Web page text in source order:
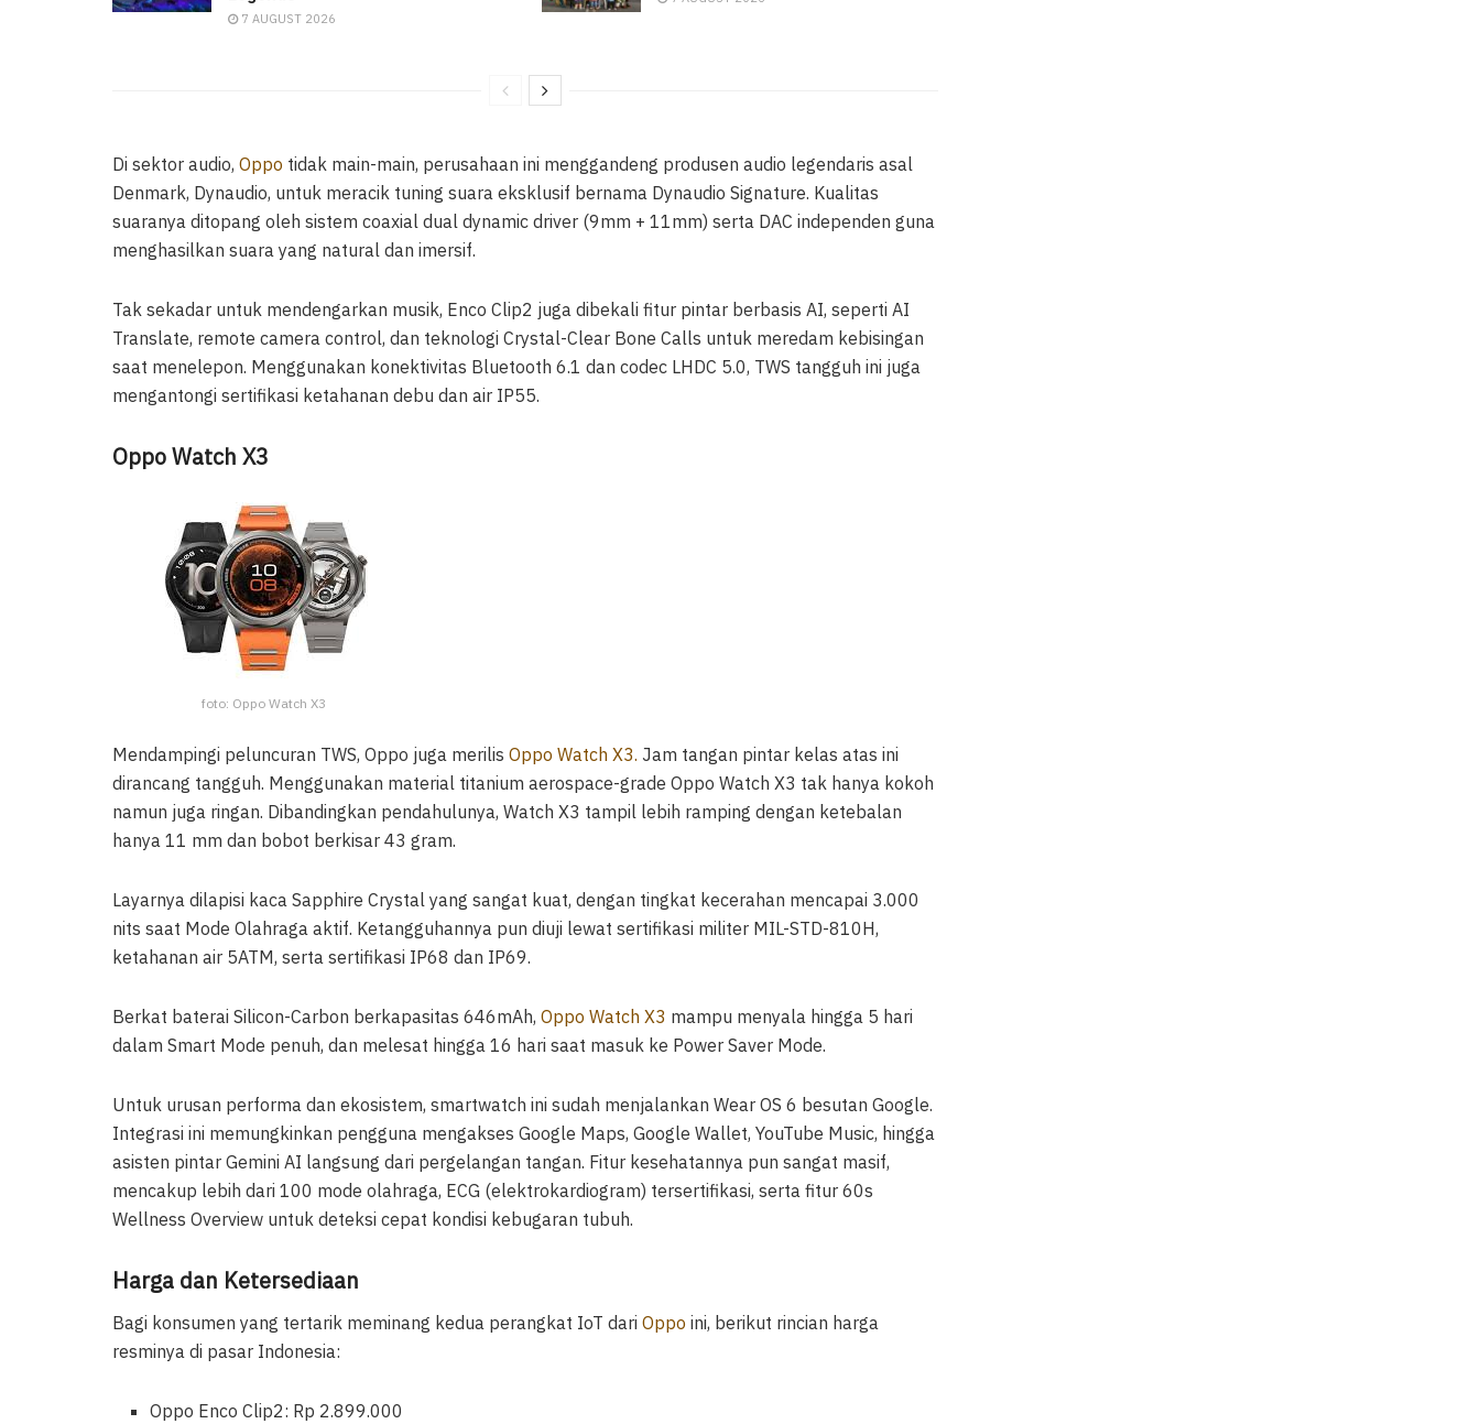
7 AUGUST 2026
Di sektor audio, Oppo tidak main-main, perusahaan ini menggandeng produsen audio legendaris asal
Denmark, Dynaudio, untuk meracik tuning suara eksklusif bernama Dynaudio Signature. Kualitas
suaranya ditopang oleh sistem coaxial dual dynamic driver (9mm + 11mm) serta DAC independen guna
menghasilkan suara yang natural dan imersif.
Tak sekadar untuk mendengarkan musik, Enco Clip2 juga dibekali fitur pintar berbasis AI, seperti AI
Translate, remote camera control, dan teknologi Crystal-Clear Bone Calls untuk meredam kebisingan
saat menelepon. Menggunakan konektivitas Bluetooth 6.1 dan codec LHDC 5.0, TWS tangguh ini juga
mengantongi sertifikasi ketahanan debu dan air IP55.
Oppo Watch X3
foto: Oppo Watch X3
Mendampingi peluncuran TWS, Oppo juga merilis Oppo Watch X3. Jam tangan pintar kelas atas ini
dirancang tangguh. Menggunakan material titanium aerospace-grade Oppo Watch X3 tak hanya kokoh
namun juga ringan. Dibandingkan pendahulunya, Watch X3 tampil lebih ramping dengan ketebalan
hanya 11 mm dan bobot berkisar 43 gram.
Layarnya dilapisi kaca Sapphire Crystal yang sangat kuat, dengan tingkat kecerahan mencapai 3.000
nits saat Mode Olahraga aktif. Ketangguhannya pun diuji lewat sertifikasi militer MIL-STD-810H,
ketahanan air 5ATM, serta sertifikasi IP68 dan IP69.
Berkat baterai Silicon-Carbon berkapasitas 646mAh, Oppo Watch X3 mampu menyala hingga 5 hari
dalam Smart Mode penuh, dan melesat hingga 16 hari saat masuk ke Power Saver Mode.
Untuk urusan performa dan ekosistem, smartwatch ini sudah menjalankan Wear OS 6 besutan Google.
Integrasi ini memungkinkan pengguna mengakses Google Maps, Google Wallet, YouTube Music, hingga
asisten pintar Gemini AI langsung dari pergelangan tangan. Fitur kesehatannya pun sangat masif,
mencakup lebih dari 100 mode olahraga, ECG (elektrokardiogram) tersertifikasi, serta fitur 60s
Wellness Overview untuk deteksi cepat kondisi kebugaran tubuh.
Harga dan Ketersediaan
Bagi konsumen yang tertarik meminang kedua perangkat IoT dari Oppo ini, berikut rincian harga
resminya di pasar Indonesia:
Oppo Enco Clip2: Rp 2.899.000